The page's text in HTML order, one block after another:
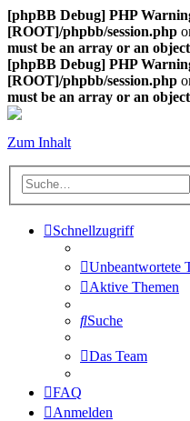
[phpBB Debug] PHP
[ROOT]/phpbb/session.php
must be an array or an
[phpBB Debug] PHP
[ROOT]/phpbb/session.php
must be an array or an
Zum Inhalt
Schnellzugriff
Unbeantwortete
Aktive Themen
Suche
Das Team
FAQ
Anmelden